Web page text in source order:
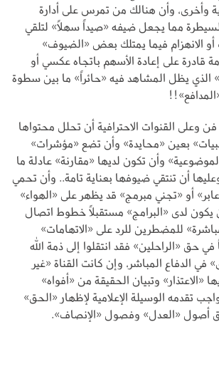
وأخرى، وأن هنالك من تمرس على أدارة
مما يجعل ضيفه «صيداً سهلاً» لتلقي
الانهزام فيما يمتلك بعض «الضيوف»
على إعادة الأسهم باتجاه عكسي أو
الذي يظل المشاهد فيه «حائراً» ما بين سطوة
فن وعلى القنوات الاحترافية أن تحلل محتواها
بعين «محايدة» وأن تضع «مؤشرات»
وأن تكون لديها «مقارنة» عادلة ما
أن تنتقي ضيوفها بعناية تامة.. وأن تحمي
أو «تجني مبرمج» قد يظهر على «الهواء»
يكون لدى «البرامج» مستقبلاً خطوط اتصال
للمضطرين للرد على «الاتهامات»
حق «الراحلين» فقد انتقلوا إلى ذمة الله
في الدفاع المباشر، وإن كانت القناة «غير
«الاعتذار» وتبيان الحقيقة من «أفواه»
تقدمه الوسيلة الإعلامية لإظهار «الحق»
أصول «العدل» وفصول «الإنصاف».